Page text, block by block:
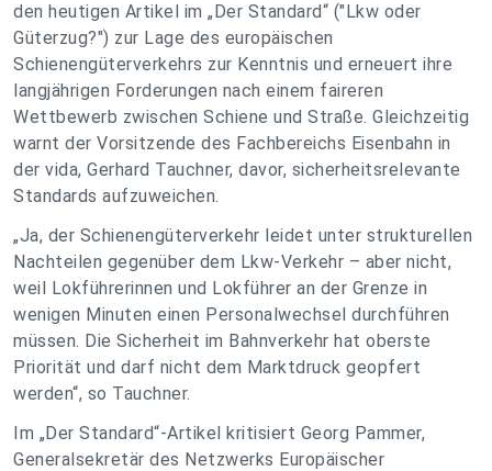
den heutigen Artikel im „Der Standard“ ("Lkw oder
Güterzug?") zur Lage des europäischen
Schienengüterverkehrs zur Kenntnis und erneuert ihre
langjährigen Forderungen nach einem faireren
Wettbewerb zwischen Schiene und Straße. Gleichzeitig
warnt der Vorsitzende des Fachbereichs Eisenbahn in
der vida, Gerhard Tauchner, davor, sicherheitsrelevante
Standards aufzuweichen.
„Ja, der Schienengüterverkehr leidet unter strukturellen
Nachteilen gegenüber dem Lkw-Verkehr – aber nicht,
weil Lokführerinnen und Lokführer an der Grenze in
wenigen Minuten einen Personalwechsel durchführen
müssen. Die Sicherheit im Bahnverkehr hat oberste
Priorität und darf nicht dem Marktdruck geopfert
werden“, so Tauchner.
Im „Der Standard“-Artikel kritisiert Georg Pammer,
Generalsekretär des Netzwerks Europäischer